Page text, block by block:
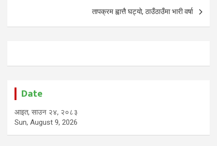
तापक्रम ह्वात्तै घट्यो, ठाउँठाउँमा भारी वर्षा
Date
आइत, साउन २४, २०८३
Sun, August 9, 2026